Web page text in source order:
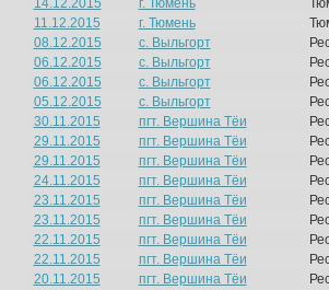
14.12.2015
г. Тюмень
11.12.2015
г. Тюмень
08.12.2015
с. Выльгорт
06.12.2015
с. Выльгорт
06.12.2015
с. Выльгорт
05.12.2015
с. Выльгорт
30.11.2015
пгт. Вершина Тёи
29.11.2015
пгт. Вершина Тёи
29.11.2015
пгт. Вершина Тёи
24.11.2015
пгт. Вершина Тёи
23.11.2015
пгт. Вершина Тёи
23.11.2015
пгт. Вершина Тёи
22.11.2015
пгт. Вершина Тёи
22.11.2015
пгт. Вершина Тёи
20.11.2015
пгт. Вершина Тёи